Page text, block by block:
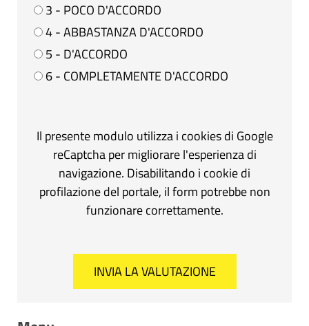
3 - POCO D'ACCORDO
4 - ABBASTANZA D'ACCORDO
5 - D'ACCORDO
6 - COMPLETAMENTE D'ACCORDO
Il presente modulo utilizza i cookies di Google
reCaptcha per migliorare l'esperienza di
navigazione. Disabilitando i cookie di
profilazione del portale, il form potrebbe non
funzionare correttamente.